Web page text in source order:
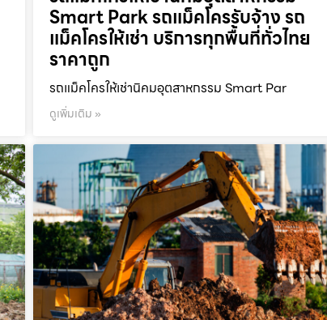
Smart Park รถแม็คโครรับจ้าง รถ
แม็คโครให้เช่า บริการทุกพื้นที่ทั่วไทย
ราคาถูก
รถแม็คโครให้เช่านิคมอุตสาหกรรม Smart Par
ดูเพิ่มเติม »